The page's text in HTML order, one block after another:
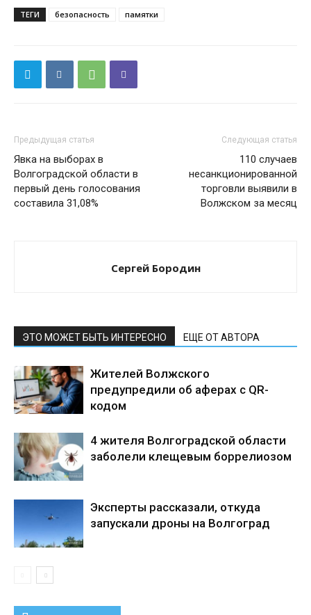
ТЕГИ безопасность памятки
Предыдущая статья
Явка на выборах в
Волгоградской области в
первый день голосования
составила 31,08%
Следующая статья
110 случаев
несанкционированной
торговли выявили в
Волжском за месяц
Сергей Бородин
ЭТО МОЖЕТ БЫТЬ ИНТЕРЕСНО ЕЩЕ ОТ АВТОРА
Жителей Волжского
предупредили об аферах с QR-
кодом
4 жителя Волгоградской области
заболели клещевым боррелиозом
Эксперты рассказали, откуда
запускали дроны на Волгоград